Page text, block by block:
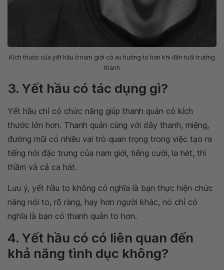
Kích thước của yết hầu ở nam giới có xu hướng to hơn khi đến tuổi trưởng
thành
3. Yết hầu có tác dụng gì?
Yết hầu chỉ có chức năng giúp thanh quản có kích
thước lớn hơn. Thanh quản cùng với dây thanh, miệng,
đường mũi có nhiều vai trò quan trọng trong việc tạo ra
tiếng nói đặc trưng của nam giới, tiếng cười, la hét, thì
thầm và cả ca hát.
Lưu ý, yết hầu to không có nghĩa là bạn thực hiện chức
năng nói to, rõ ràng, hay hơn người khác, nó chỉ có
nghĩa là bạn có thanh quản to hơn.
4. Yết hầu có có liên quan đến
khả năng tình dục không?